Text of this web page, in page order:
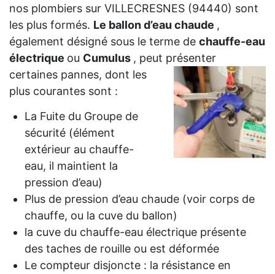
nos plombiers sur VILLECRESNES (94440) sont
les plus formés. Le ballon d’eau chaude ,
également désigné sous le terme de chauffe-eau
électrique ou Cumulus , peut présenter
certaines pannes, dont les
plus courantes sont :
La Fuite du Groupe de
sécurité (élément
extérieur au chauffe-
eau, il maintient la
pression d’eau)
Plus de pression d’eau chaude (voir corps de
chauffe, ou la cuve du ballon)
la cuve du chauffe-eau électrique présente
des taches de rouille ou est déformée
Le compteur disjoncte : la résistance en